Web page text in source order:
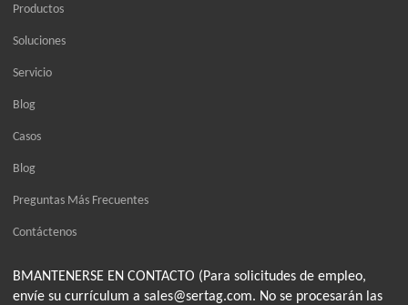
Productos
Soluciones
Servicio
Blog
Casos
Blog
Preguntas Más Frecuentes
Contáctenos
BMANTENERSE EN CONTACTO (Para solicitudes de empleo,
envíe su currículum a sales@sertag.com. No se procesarán las